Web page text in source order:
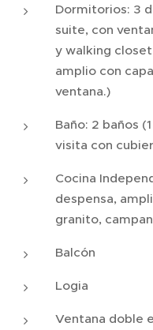
Dormitorios: 3
suite, con
y walking
amplio con
ventana.)
Baño: 2 baños
visita con
Cocina
despensa,
granito,
Balcón
Logia
Ventana doble